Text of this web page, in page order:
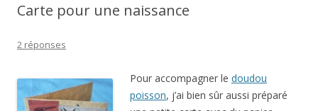
Carte pour une naissance
2 réponses
Pour accompagner le doudou
poisson, j’ai bien sûr aussi préparé